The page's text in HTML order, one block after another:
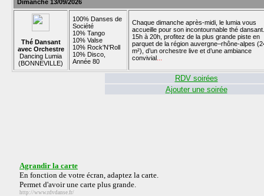
Dimanche 13/09/2026
Thé Dansant
avec Orchestre
Dancing Lumia
(BONNEVILLE)
100% Danses de
Société
10% Tango
10% Valse
10% Rock'N'Roll
10% Disco,
Année 80
Chaque dimanche après-midi, le lumia vous
accueille pour son incontournable thé
15h à 20h, profitez de la plus grande piste en
parquet de la région auvergne–rhône-alpes
m²), d’un orchestre live et d’une ambiance
convivial
RDV soirées
Ajouter une soirée
Agrandir la carte
En fonction de votre écran, adaptez la carte.
Permet d'avoir une carte plus grande.
http://www.rdvdanse.fr/